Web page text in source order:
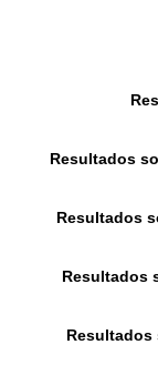
Resultados
Resultados
Resultados
Resultados